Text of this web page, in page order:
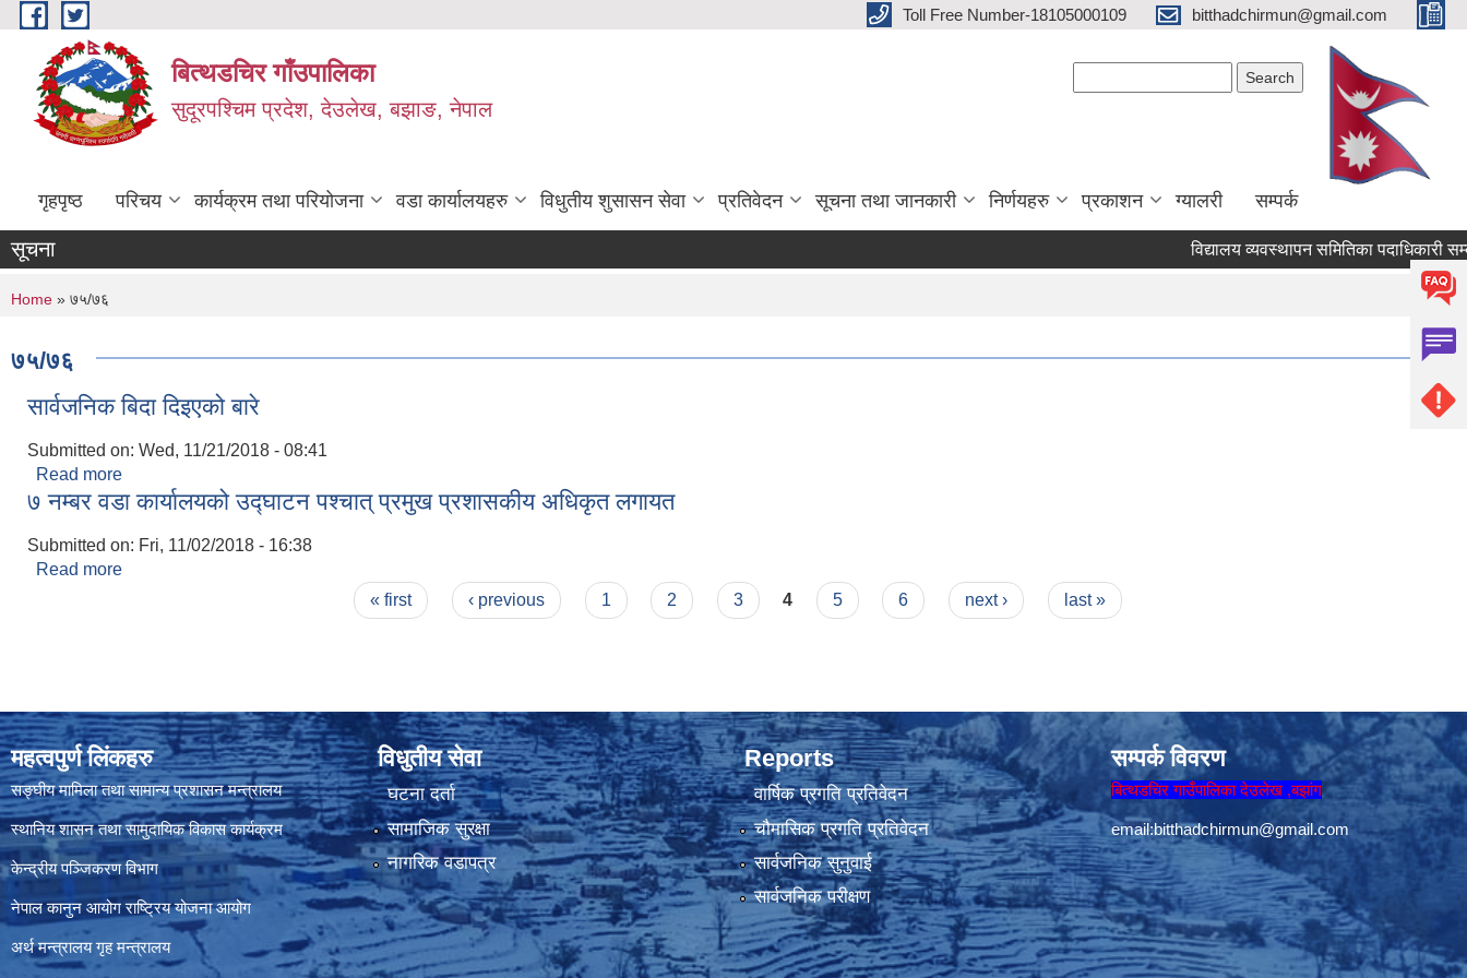
Skip to main content Toll Free Number-18105000109 bitthadchirmun@gmail.com
बित्थडचिर गाँउपालिका
सुदूरपश्चिम प्रदेश, देउलेख, बझाङ, नेपाल
गृहपृष्ठ परिचय कार्यक्रम तथा परियोजना वडा कार्यालयहरु विधुतीय शुसासन सेवा प्रतिवेदन सूचना तथा जानकारी निर्णयहरु प्रकाशन ग्यालरी सम्पर्क
सूचना विद्यालय व्यवस्थापन समितिका पदाधिकारी
You are here
Home » ७५/७६
७५/७६
सार्वजनिक बिदा दिइएको बारे
Submitted on: Wed, 11/21/2018 - 08:41
Read more
७ नम्बर वडा कार्यालयको उद्घाटन पश्चात् प्रमुख प्रशासकीय अधिकृत लगायत
Submitted on: Fri, 11/02/2018 - 16:38
Read more
« first ‹ previous 1 2 3 4 5 6 next › last »
महत्वपुर्ण लिंकहरु
सङ्घीय मामिला तथा सामान्य प्रशासन मन्त्रालय
स्थानिय शासन तथा सामुदायिक विकास कार्यक्रम
केन्द्रीय पञ्जिकरण विभाग
नेपाल कानुन आयोग राष्ट्रिय योजना आयोग
अर्थ मन्त्रालय गृह मन्त्रालय
विधुतीय सेवा
घटना दर्ता
सामाजिक सुरक्षा
नागरिक वडापत्र
Reports
वार्षिक प्रगति प्रतिवेदन
चौमासिक प्रगति प्रतिवेदन
सार्वजनिक सुनुवाई
सार्वजनिक परीक्षण
सम्पर्क विवरण
बित्थडचिर गाउँपालिका देउलेख ,बझांग
email:bitthadchirmun@gmail.com